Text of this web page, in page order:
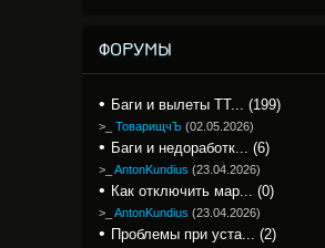
ФОРУМЫ
Баги и вылеты TT... (199)
>_ ТоварищчЪ (02.05.2026)
Баги и недоработк... (6)
>_ AntonKundius (23.04.2026)
Как отключить мар... (0)
>_ AntonKundius (23.04.2026)
Проблемы при уста... (2)